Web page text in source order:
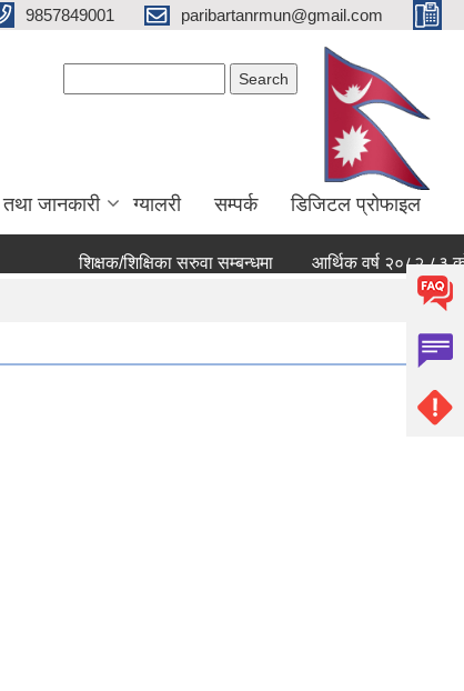
9857849001 paribartanrmun@gmail.com
जानकारी ग्यालरी सम्पर्क डिजिटल प्रोफाइल
शिक्षक/शिक्षिका सरुवा सम्बन्धमा आर्थिक वर्ष २०८२ ८३ को खर्च